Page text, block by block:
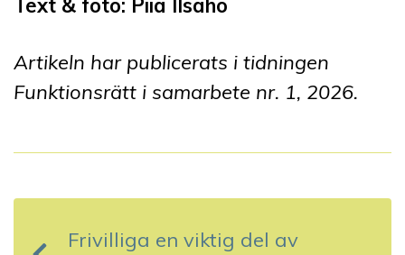
Text & foto: Piia IIsaho
Artikeln har publicerats i tidningen
Funktionsrätt i samarbete nr. 1, 2026.
n
Frivilliga en viktig del av